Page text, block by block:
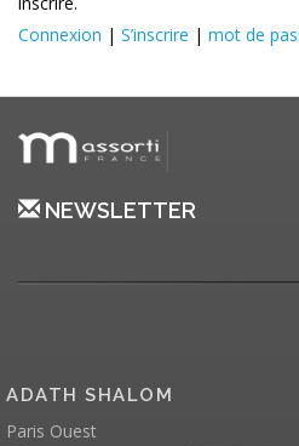
Connexion | S’inscrire | mot de
NEWSLETTER
ADATH SHALOM
Paris Ouest